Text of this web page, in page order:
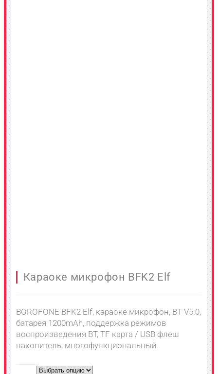
Караоке микрофон BFK2 Elf
BOROFONE BFK2 Elf, караоке микрофон, BT V5.0,
батарея 1200mAh, поддержка режимов
воспроизведения BT, TF карта / USB флеш
накопитель, многофункциональный.